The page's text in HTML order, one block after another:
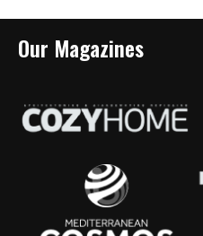
Our Magazines